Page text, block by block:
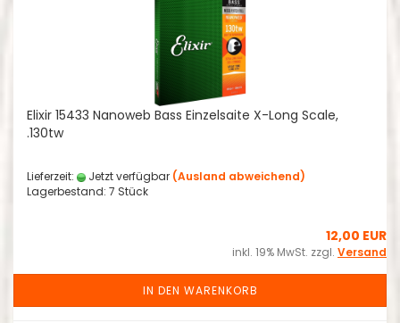
Elixir 15433 Nanoweb Bass Einzelsaite X-Long Scale,
.130tw
Lieferzeit: Jetzt verfügbar (Ausland abweichend)
Lagerbestand: 7 Stück
12,00 EUR
inkl. 19% MwSt. zzgl. Versand
IN DEN WARENKORB